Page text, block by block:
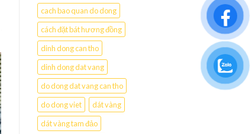
cach bao quan do dong
cách đặt bát hương đồng
dinh dong can tho
dinh dong dat vang
do dong dat vang can tho
do dong viet
dát vàng
dát vàng tam đảo